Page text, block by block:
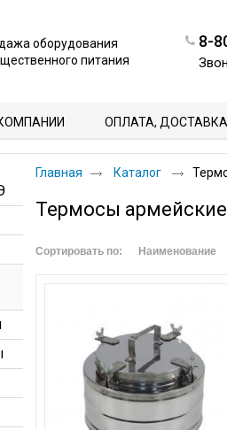
8-
оборудования
питания
ОПЛАТА,
Главная Каталог
Термосы
Сортировать по: Наименование